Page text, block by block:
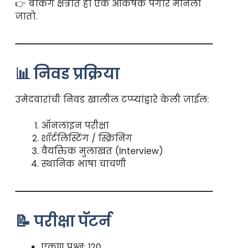
👉 बँकिंग क्षेत्रात हा एक आकर्षक पगार मानला
जातो.
📊 निवड प्रक्रिया
उमेदवारांची निवड खालील टप्प्यांद्वारे केली जाईल:
ऑनलाइन परीक्षा
शॉर्टलिस्टिंग / स्क्रिनिंग
वैयक्तिक मुलाखत (Interview)
स्थानिक भाषा चाचणी
📝 परीक्षा पॅटर्न